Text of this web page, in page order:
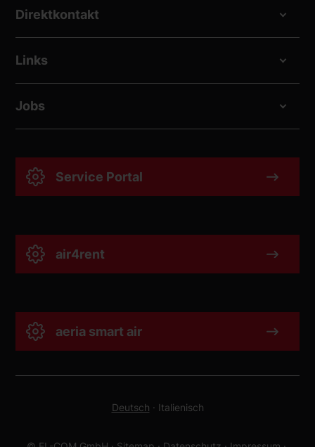
Direktkontakt
Links
Jobs
Service Portal
air4rent
aeria smart air
Deutsch · Italienisch